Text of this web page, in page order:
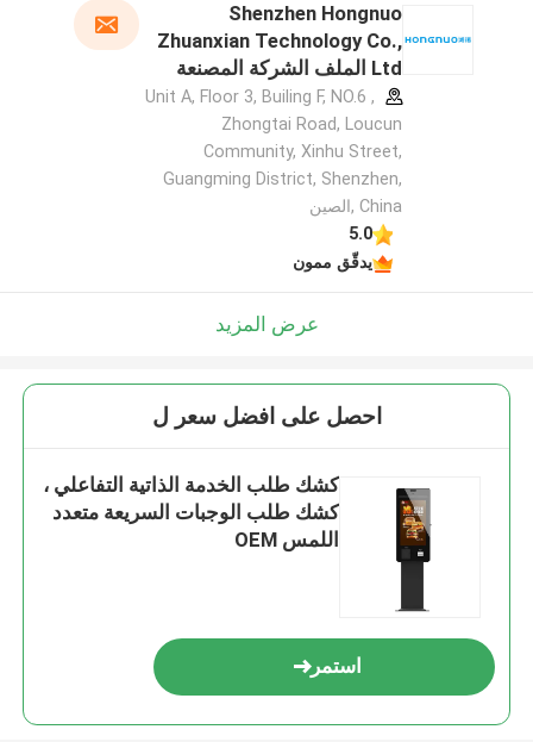
Shenzhen Hongnuo
Zhuanxian Technology Co.,
Ltd الملف الشركة المصنعة
Unit A, Floor 3, Builing F, NO.6 ,
Zhongtai Road, Loucun
Community, Xinhu Street,
Guangming District, Shenzhen,
China ,الصين
5.0
يدقّق ممون
عرض المزيد
احصل على افضل سعر ل
كشك طلب الخدمة الذاتية التفاعلي ،
كشك طلب الوجبات السريعة متعدد
اللمس OEM
استمر